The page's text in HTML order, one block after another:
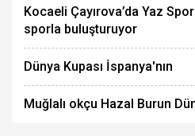
Kocaeli Çayırova’da Yaz
sporla buluşturuyor
Dünya Kupası İspanya'nın
Muğlalı okçu Hazal Burun